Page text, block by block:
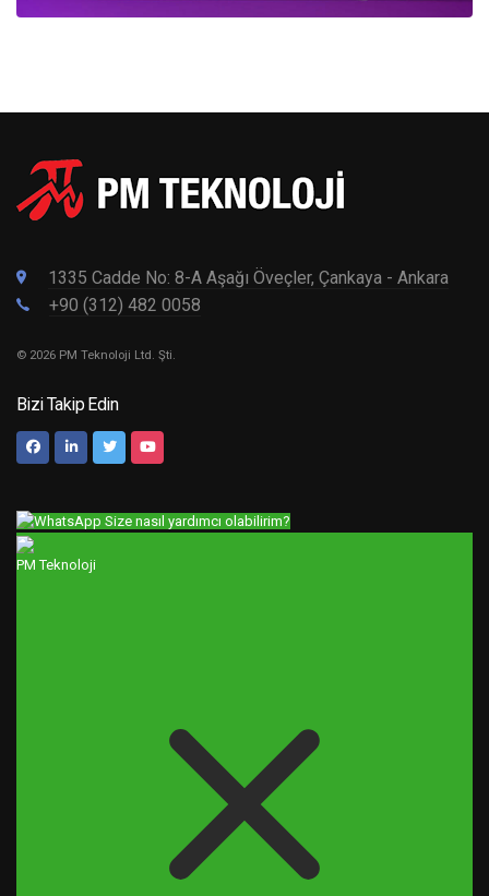
1335 Cadde No: 8-A Aşağı Öveçler, Çankaya - Ankara
+90 (312) 482 0058
© 2026 PM Teknoloji Ltd. Şti.
Bizi Takip Edin
Size nasıl yardımcı olabilirim?
PM Teknoloji